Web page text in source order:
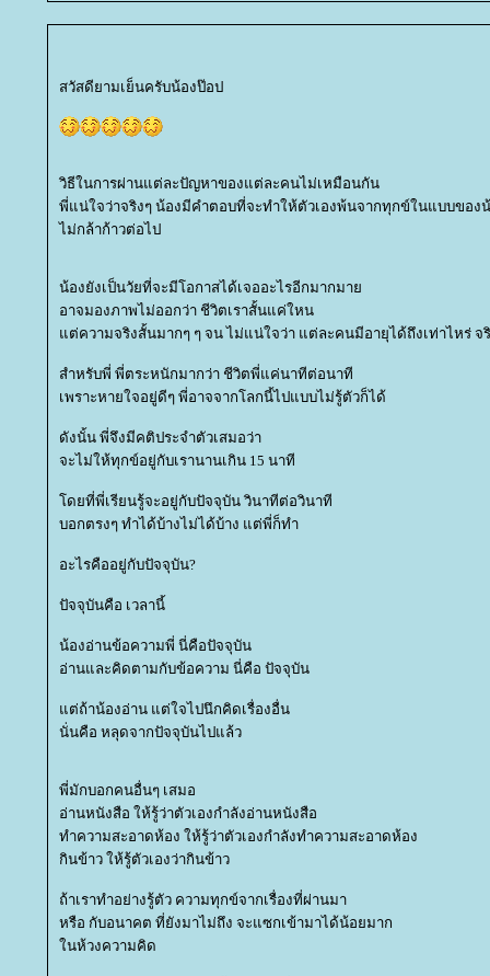
สวัสดียามเย็นครับน้องป๊อป
วิธีในการผ่านแต่ละปัญหาของแต่ละคนไม่เหมือนกัน
พี่แน่ใจว่าจริงๆ น้องมีคำตอบที่จะทำให้ตัวเองพ้นจากทุกข์ในแบบของ
ไม่กล้าก้าวต่อไป
น้องยังเป็นวัยที่จะมีโอกาสได้เจออะไรอีกมากมา
อาจมองภาพไม่ออกว่า ชีวิตเราสั้นแค่ใหน
ต่ความจริงสั้นมากๆ ๆ จน ไม่แน่ใจว่า แต่ละคนมีอายุได้ถึงเท่าไหร่ จ
สำหรับพี่ พี่ตระหนักมากว่า ชีวิตพี่แค่นาทีต่อนาที
เพราะหายใจอยู่ดีๆ พี่อาจจากโลกนี้ไปแบบไม่รู้ตัวก็ได้
ดังนั้น พี่จึงมีคติประจำตัวเสมอว่า
จะไม่ให้ทุกข์อยู่กับเรานานเกิน 15 นาที
ดยที่พี่เรียนรู้จะอยู่กับปัจจุบัน วินาทีต่อวินาที
บอกตรงๆ ทำได้บ้างไม่ได้บ้าง แต่พี่ก็ทำ
อะไรคืออยู่กับปัจจุบัน?
ปัจจุบันคือ เวลานี้
น้องอ่านข้อความพี่ นี่คือปัจจุบัน
อ่านและคิดตามกับข้อความ นี่คือ ปัจจุบัน
ต่ถ้าน้องอ่าน แต่ใจไปนึกคิดเรื่องอื่น
นั่นคือ หลุดจากปัจจุบันไปแล้ว
พี่มักบอกคนอื่นๆ เสมอ
อ่านหนังสือ ให้รู้ว่าตัวเองกำลังอ่านหนังสือ
ทำความสะอาดห้อง ให้รู้ว่าตัวเองกำลังทำความสะอาดห้อง
กินข้าว ให้รู้ตัวเองว่ากินข้าว
ถ้าเราทำอย่างรู้ตัว ความทุกข์จากเรื่องที่ผ่านมา
หรือ กับอนาคต ที่ยังมาไม่ถึง จะแซกเข้ามาได้น้อยมาก
นห้วงความคิด